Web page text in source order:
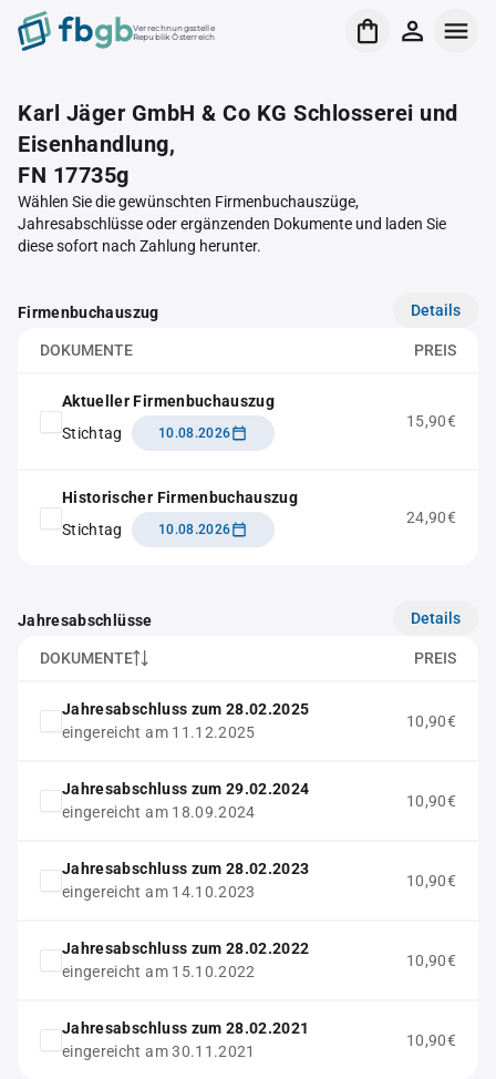
Verrechnungsstelle
Republik Österreich
Karl Jäger GmbH & Co KG Schlosserei und
Eisenhandlung,
FN 17735g
Wählen Sie die gewünschten Firmenbuchauszüge,
Jahresabschlüsse oder ergänzenden Dokumente und laden Sie
diese sofort nach Zahlung herunter.
Firmenbuchauszug Details
DOKUMENTE PREIS
Aktueller Firmenbuchauszug
Stichtag
10.08.2026
15,90€
Historischer Firmenbuchauszug
Stichtag
10.08.2026
24,90€
Jahresabschlüsse Details
DOKUMENTE PREIS
Jahresabschluss zum 28.02.2025
eingereicht am 11.12.2025
10,90€
Jahresabschluss zum 29.02.2024
eingereicht am 18.09.2024
10,90€
Jahresabschluss zum 28.02.2023
eingereicht am 14.10.2023
10,90€
Jahresabschluss zum 28.02.2022
eingereicht am 15.10.2022
10,90€
Jahresabschluss zum 28.02.2021
eingereicht am 30.11.2021
10,90€